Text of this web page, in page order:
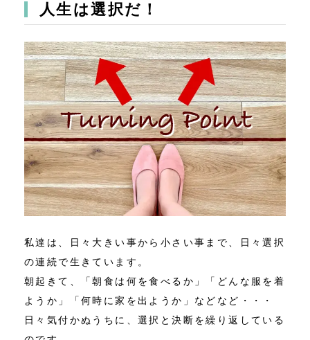
人生は選択だ！
私達は、日々大きい事から小さい事まで、日々選択
の連続で生きています。
朝起きて、「朝食は何を食べるか」「どんな服を着
ようか」「何時に家を出ようか」などなど・・・
日々気付かぬうちに、選択と決断を繰り返している